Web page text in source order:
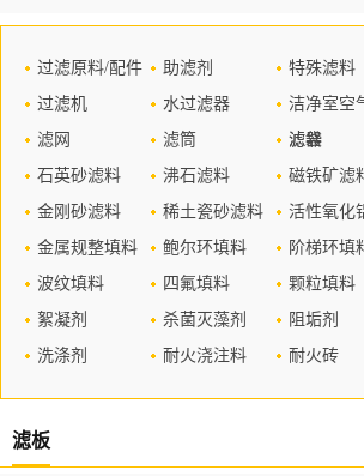
过滤原料/配件 助滤剂 特殊滤料
过滤机
水过滤器
洁净室空
滤器
滤网
滤筒 滤袋
石英砂滤料
沸石滤料 磁铁矿滤
金刚砂滤料
稀土瓷砂滤料 活性氧化
金属规整填料
鲍尔环填料 阶梯环填
波纹填料
四氟填料 颗粒填料
絮凝剂
杀菌灭藻剂 阻垢剂
洗涤剂
耐火浇注料 耐火砖
滤板